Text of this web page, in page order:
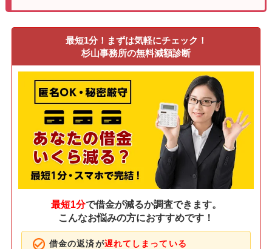
最短1分！まずは気軽にチェック！
杉山事務所の無料減額診断
最短1分で借金が減るか調査できます。
こんなお悩みの方におすすめです！
借金の返済が遅れてしまっている